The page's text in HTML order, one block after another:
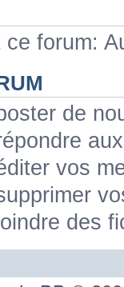
forum:
de
vos
des